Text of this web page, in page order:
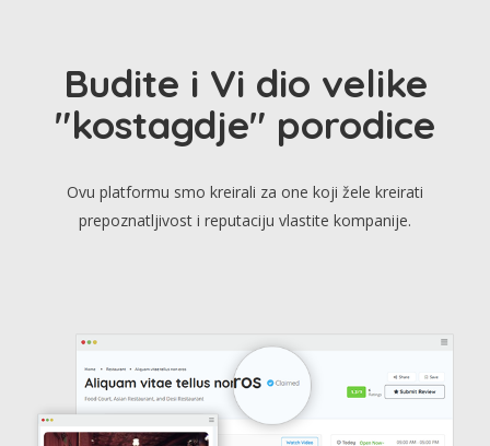
Budite i Vi dio velike
"kostagdje" porodice
Ovu platformu smo kreirali za one koji žele kreirati
prepoznatljivost i reputaciju vlastite kompanije.